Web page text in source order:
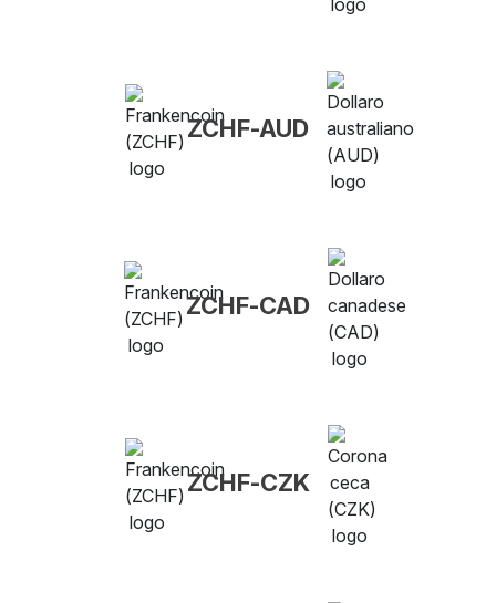
ZCHF-AUD
ZCHF-CAD
ZCHF-CZK